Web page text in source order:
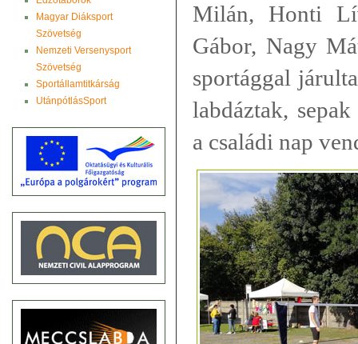
Magyar Diáksport
Szövetség
Nemzeti Versenysport
Szövetség
Sportállamtitkárság
UtánpótlásSport
Milán, Honti
Gábor, Nagy
sportággal
labdáztak,
a családi nap